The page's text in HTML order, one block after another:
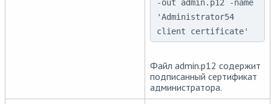
-out admin.p12 -name
'Administrator54
client certificate'
Файл admin.p12 содержит
подписанный сертификат
администратора.